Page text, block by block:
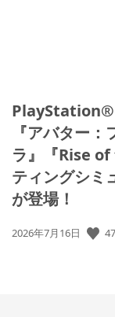
『アバター
ラ』『Rise
ティングシ
が登場！
公
2026年7月16日 47